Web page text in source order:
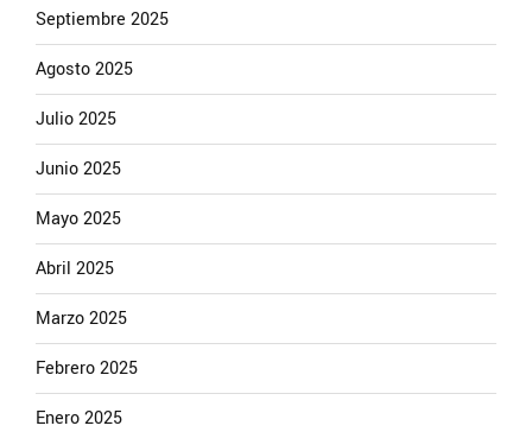
Septiembre 2025
Agosto 2025
Julio 2025
Junio 2025
Mayo 2025
Abril 2025
Marzo 2025
Febrero 2025
Enero 2025